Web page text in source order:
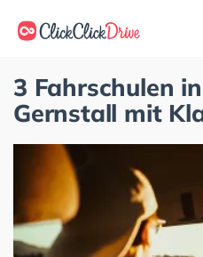
3 Fahrschulen
Gernstall mit